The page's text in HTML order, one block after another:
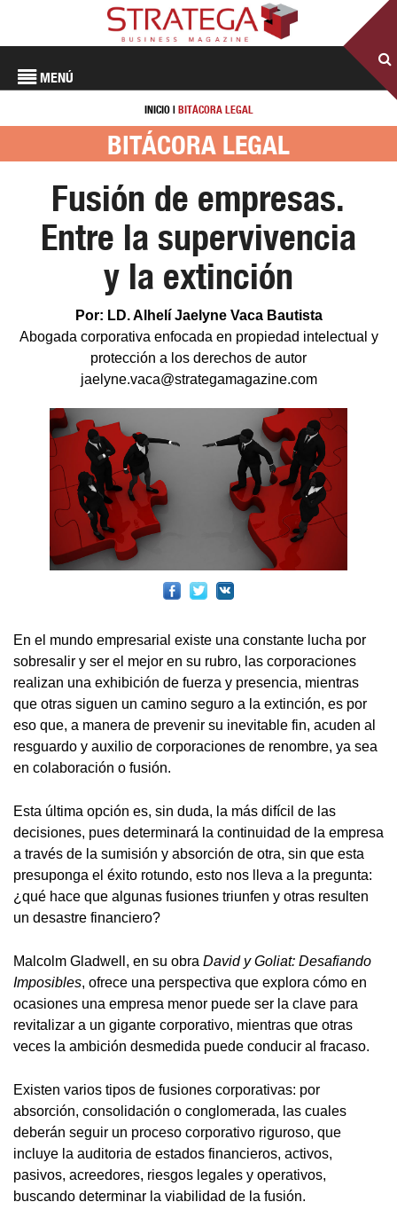
MENÚ
INICIO| BITÁCORA LEGAL
BITÁCORA LEGAL
Fusión de empresas.
Entre la supervivencia
y la extinción
Por: LD. Alhelí Jaelyne Vaca Bautista
Abogada corporativa enfocada en propiedad intelectual y
protección a los derechos de autor
jaelyne.vaca@strategamagazine.com
En el mundo empresarial existe una constante lucha por
sobresalir y ser el mejor en su rubro, las corporaciones
realizan una exhibición de fuerza y presencia, mientras
que otras siguen un camino seguro a la extinción, es por
eso que, a manera de prevenir su inevitable fin, acuden al
resguardo y auxilio de corporaciones de renombre, ya sea
en colaboración o fusión.
Esta última opción es, sin duda, la más difícil de las
decisiones, pues determinará la continuidad de la empresa
a través de la sumisión y absorción de otra, sin que esta
presuponga el éxito rotundo, esto nos lleva a la pregunta:
¿qué hace que algunas fusiones triunfen y otras resulten
un desastre financiero?
Malcolm Gladwell, en su obra David y Goliat: Desafiando
Imposibles, ofrece una perspectiva que explora cómo en
ocasiones una empresa menor puede ser la clave para
revitalizar a un gigante corporativo, mientras que otras
veces la ambición desmedida puede conducir al fracaso.
Existen varios tipos de fusiones corporativas: por
absorción, consolidación o conglomerada, las cuales
deberán seguir un proceso corporativo riguroso, que
incluye la auditoria de estados financieros, activos,
pasivos, acreedores, riesgos legales y operativos,
buscando determinar la viabilidad de la fusión.